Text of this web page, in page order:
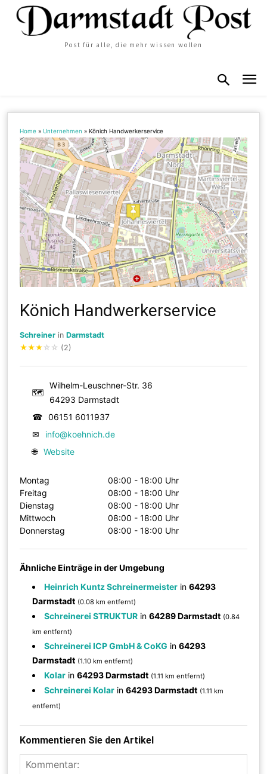
Post für alle, die mehr wissen wollen
Home »Unternehmen »Könich Handwerkerservice
Könich Handwerkerservice
Schreiner inDarmstadt
★★★ ☆ ☆ (2)
🗺
Wilhelm-Leuschner-Str. 36
64293 Darmstadt
☎
06151 6011937
✉
info@koehnich.de
🌐 Website
Montag
08:00 - 18:00 Uhr
Freitag
08:00 - 18:00 Uhr
Dienstag
08:00 - 18:00 Uhr
Mittwoch
08:00 - 18:00 Uhr
Donnerstag
08:00 - 18:00 Uhr
Ähnliche Einträge in der Umgebung
Heinrich Kuntz Schreinermeister in64293
Darmstadt (0.08 km entfernt)
Schreinerei STRUKTUR in64289 Darmstadt (0.84
km entfernt)
Schreinerei ICP GmbH & CoKG in64293
Darmstadt (1.10 km entfernt)
Kolar in64293 Darmstadt (1.11 km entfernt)
Schreinerei Kolar in64293 Darmstadt (1.11 km
entfernt)
Kommentieren Sie den Artikel